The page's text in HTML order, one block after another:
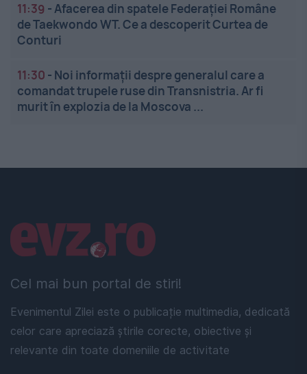
11:39 -Afacerea din spatele Federației Române
de Taekwondo WT. Ce a descoperit Curtea de
Conturi
11:30 - Noi informații despre generalul care a
comandat trupele ruse din Transnistria. Ar fi
murit în explozia de la Moscova ...
Cel mai bun portal de stiri!
Evenimentul Zilei este o publicație multimedia, dedicată
celor care apreciază știrile corecte, obiective și
relevante din toate domeniile de activitate
Linkuri utile